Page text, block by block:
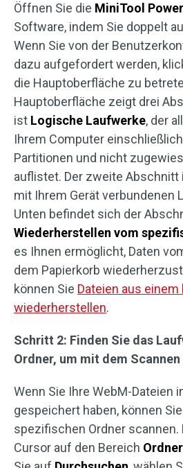
Öffnen Sie die MiniTool
Software, indem Sie doppelt
Wenn Sie von der
dazu aufgefordert werden,
die Hauptoberfläche zu
Hauptoberfläche zeigt drei
ist Logische Laufwerke, der
Ihrem Computer
Partitionen und nicht
auflistet. Der zweite Abschnitt
mit Ihrem Gerät verbundenen
Unten befindet sich der
Wiederherstellen vom
es Ihnen ermöglicht, Daten
dem Papierkorb
können Sie Dateien aus
wiederherstellen.
Schritt 2: Finden Sie das
Ordner, um mit dem
Wenn Sie Ihre WebM-Dateien
gespeichert haben, können
spezifischen Ordner scannen.
Cursor auf den Bereich